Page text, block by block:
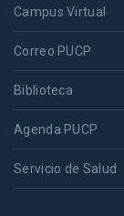
Campus Virtual
Correo PUCP
Biblioteca
Agenda PUCP
Servicio de Salud